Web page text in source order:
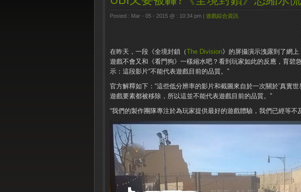
Posted : Mar - 05 - 2015 @ : 10:34 pm | 遊戲綜合資訊
在昨天，一段《全境封鎖（The Division》的屏攝演示洩露到了網
遊戲不會又和《看門狗》一樣縮水吧？看到玩家如此的反應，育碧
示：這段影片“不能代表遊戲目前的品質。”
官方解釋如下：“這些低分辨率的影片和截圖來自於一次關於’真實
遊戲要素都被移除，所以這並不能代表遊戲目前的品質。”
“我們的製作團隊專注於為玩家提供最好的遊戲體驗，我們已經等不